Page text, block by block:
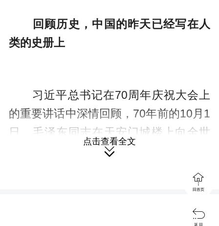
回顾历史，中国的昨天已经写在人
类的史册上
习近平总书记在70周年庆祝大会上
的重要讲话中深情回顾，70年前的10月1
日，毛泽东同志在天安门城楼上向全世
界庄严宣告：中华人民共和国成立了，
中国人民从此站起来了。这一伟大事
件，彻底改变了近代以后100多年中国积
贫积弱、受人欺凌的悲惨命运，实现了
点击查看全文


回首页

返 回